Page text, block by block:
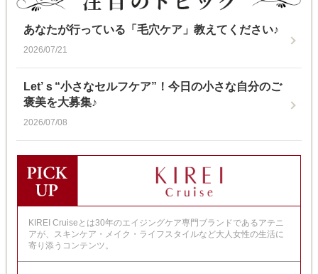
あなたが行っている「毛穴ケア」教えてください♪
2026/07/21
Let’ｓ“小さなセルフケア”！今日の小さな自分のご
褒美を大募集♪
2026/07/08
KIREI Cruiseとは30年のエイジングケア専門ブランドであるアテニ
アが、スキンケア・メイク・ライフスタイルなど大人女性の生活に
寄り添うコンテンツ。